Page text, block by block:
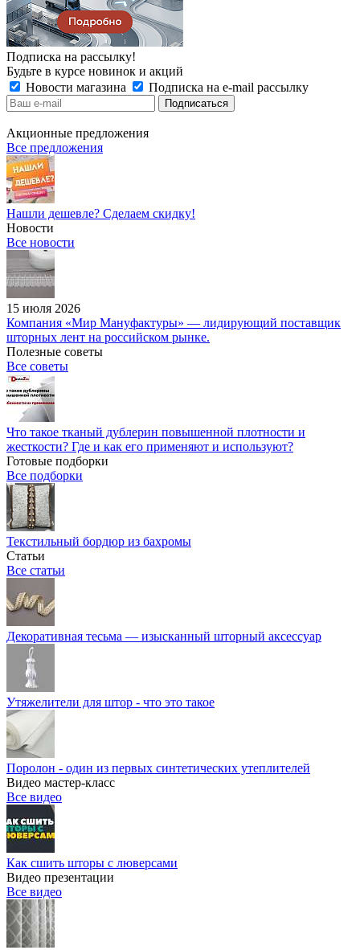
Подписка на рассылку!
Будьте в курсе новинок и акций
Новости магазина
Подписка на e-mail рассылку
Акционные предложения
Все предложения
Нашли дешевле? Сделаем скидку!
Новости
Все новости
15 июля 2026
Компания «Мир Мануфактуры» — лидирующий поставщик
шторных лент на российском рынке.
Полезные советы
Все советы
Что такое тканый дублерин повышенной плотности и
жесткости? Где и как его применяют и используют?
Готовые подборки
Все подборки
Текстильный бордюр из бахромы
Статьи
Все статьи
Декоративная тесьма — изысканный шторный аксессуар
Утяжелители для штор - что это такое
Поролон - один из первых синтетических утеплителей
Видео мастер-класс
Все видео
Как сшить шторы с люверсами
Видео презентации
Все видео